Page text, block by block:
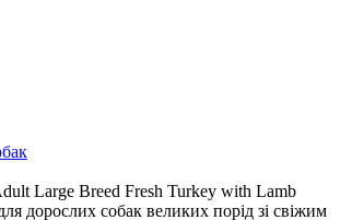
Large Breed Fresh Turkey with Lamb
дорослих собак великих порід зі свіжим